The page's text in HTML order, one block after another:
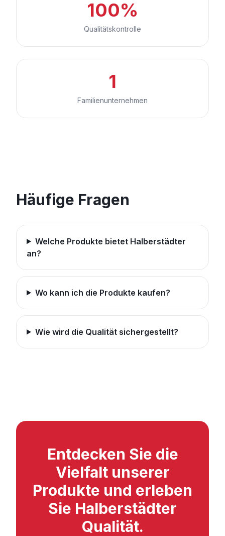
100%
Qualitätskontrolle
1
Familienunternehmen
Häufige Fragen
Welche Produkte bietet Halberstädter
an?
Wo kann ich die Produkte kaufen?
Wie wird die Qualität sichergestellt?
Entdecken Sie die
Vielfalt unserer
Produkte und erleben
Sie Halberstädter
Qualität.